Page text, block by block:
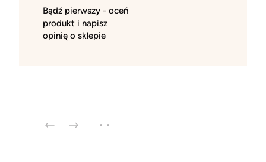
Bądź pierwszy - oceń
produkt i napisz
opinię o sklepie